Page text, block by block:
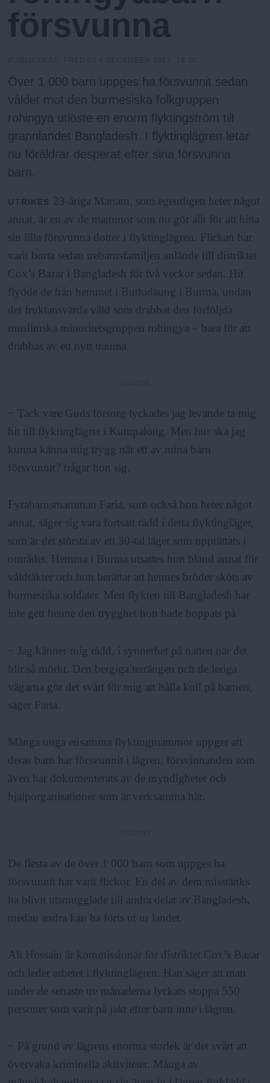
N
u
n
försvunna
Över 1 000 barn uppges ha försvunnit sedan
våldet mot den burmesiska folkgruppen
rohingya utlöste en enorm flyktingström till
grannlandet Bangladesh. I flyktinglägren letar
nu föräldrar desperat efter sina försvunna
barn.
UTRIKES
23-åriga Mariam, som egentligen heter något
annat, är en av de mammor som nu gör allt för att hitta
sin lilla försvunna dotter i flyktinglägren. Flickan har
varit borta sedan trebarnsfamiljen anlände till distriktet
Cox’s Bazar i Bangladesh för två veckor sedan. Hit
flydde de från hemmet i Buthidaung i Burma, undan
det fruktansvärda våld som drabbat den förföljda
muslimska minoritetsgruppen rohingya – bara för att
drabbas av ett nytt trauma.
− Tack vare Guds försorg lyckades jag levande ta mig
hit till flyktinglägret i Kutupalong. Men hur ska jag
kunna känna mig trygg när ett av mina barn
försvunnit? frågar hon sig.
Fyrabarnsmamman Faria, som också hon heter något
annat, säger sig vara fortsatt rädd i detta flyktingläger,
som är det största av ett 30-tal läger som upprättats i
området. Hemma i Burma utsattes hon bland annat för
våldtäkter och hon berättar att hennes bröder sköts av
burmesiska soldater. Men flykten till Bangladesh har
inte gett henne den trygghet hon hade hoppats på.
− Jag känner mig rädd, i synnerhet på natten när det
blir så mörkt. Den bergiga terrängen och de leriga
vägarna gör det svårt för mig att hålla koll på barnen,
säger Faria.
Många unga ensamma flyktingmammor uppger att
deras barn har försvunnit i lägren, försvinnanden som
även har dokumenterats av de myndigheter och
hjälporganisationer som är verksamma här.
De flesta av de över 1 000 barn som uppges ha
försvunnit har varit flickor. En del av dem misstänks
ha blivit utsmugglade till andra delar av Bangladesh,
medan andra kan ha förts ut ur landet.
Ali Hossain är kommissionär för distriktet Cox’s Bazar
och leder arbetet i flyktinglägren. Han säger att man
under de senaste tre månaderna lyckats stoppa 550
personer som varit på jakt efter barn inne i lägren.
− På grund av lägrens enorma storlek är det svårt att
övervaka kriminella aktiviteter. Många av